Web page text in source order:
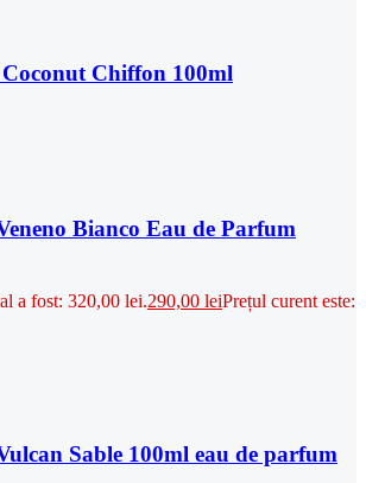
Chiffon 100ml
Bianco Eau de Parfum
a fost: 320,00 lei.290,00 leiPrețul curent este:
Sable 100ml eau de parfum